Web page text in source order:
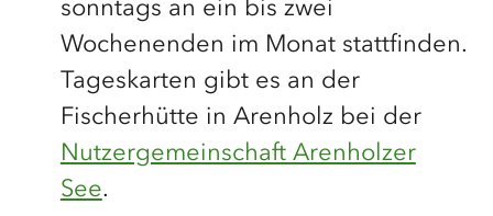
sonntags an ein bis zwei
Wochenenden im Monat stattfinden.
Tageskarten gibt es an der
Fischerhütte in Arenholz bei der
Nutzergemeinschaft Arenholzer
See.